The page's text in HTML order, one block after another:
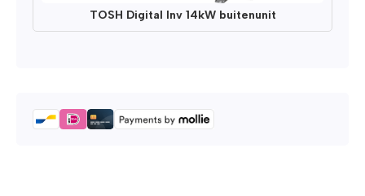
TOSH Digital Inv 14kW buitenunit